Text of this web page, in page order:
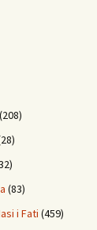
(208)
(83)
i Fati (459)